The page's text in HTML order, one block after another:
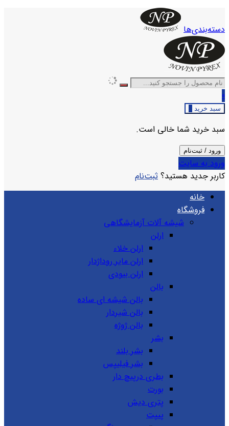
دسته‌بندی‌ها
0
سبد خرید
سبد خرید شما خالی است.
ورود / ثبت‌نام
ورود به سایت
کاربر جدید هستید؟ ثبت‌نام
خانه
فروشگاه
شیشه آلات آزمایشگاهی
ارلن
ارلن خلاء
ارلن مایر روداژدار
ارلن بیودی
بالن
بالن شیشه ای ساده
بالن شیردار
بالن ژوژه
بشر
بشر بلند
بشر فیلیپس
بطری درپیچ دار
بورت
پتری دیش
پیپت